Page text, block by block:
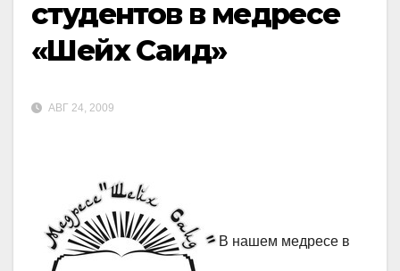
студентов в медресе
«Шейх Саид»
АВГ 24, 2009
В нашем медресе в